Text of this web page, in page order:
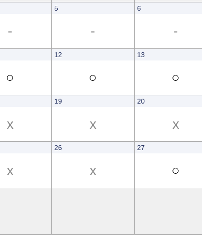
-
5
-
6
-
○
12
○
13
○
x
19
x
20
x
x
26
x
27
○